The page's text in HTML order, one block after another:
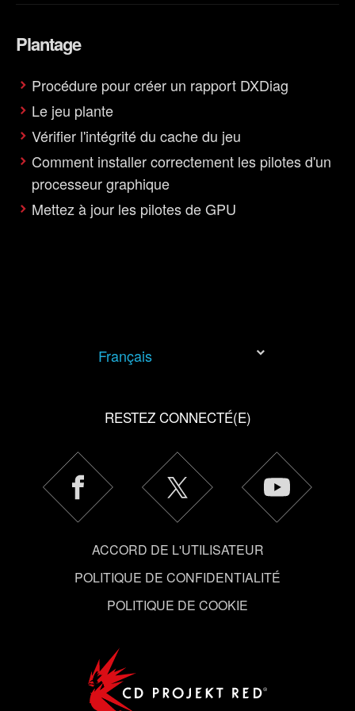
peuvent vous intéresser. Parfois, nous partageons
Cependant, ces cookies optionnels ne seront appliqués
Vous pouvez consulter tous les détails sur notre
utilisation des cookies et modifier vos préférences dans
le menu "Paramètres" ci-dessous.
Plantage
Procédure pour créer un rapport DXDiag
Le jeu plante
Vérifier l'intégrité du cache du jeu
Comment installer correctement les pilotes d'un
processeur graphique
Mettez à jour les pilotes de GPU
Français
RESTEZ CONNECTÉ(E)
ACCORD DE L'UTILISATEUR
POLITIQUE DE CONFIDENTIALITÉ
POLITIQUE DE COOKIE